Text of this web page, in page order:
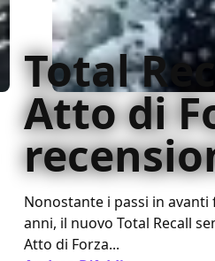
Total
Atto di
Nonostante i passi in
anni, il nuovo Total Recall
Atto di Forza...